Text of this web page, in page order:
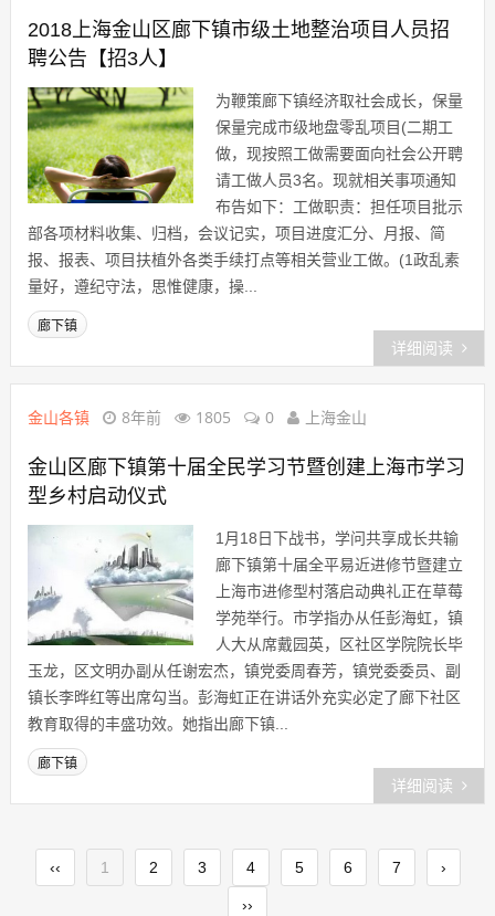
2018上海金山区廊下镇市级土地整治项目人员招
聘公告【招3人】
为鞭策廊下镇经济取社会成长，保量
保量完成市级地盘零乱项目(二期工
做，现按照工做需要面向社会公开聘
请工做人员3名。现就相关事项通知
布告如下：工做职责：担任项目批示
部各项材料收集、归档，会议记实，项目进度汇分、月报、简
报、报表、项目扶植外各类手续打点等相关营业工做。(1政乱素
量好，遵纪守法，思惟健康，操...
廊下镇
详细阅读
金山各镇 8年前 1805 0 上海金山
金山区廊下镇第十届全民学习节暨创建上海市学习
型乡村启动仪式
1月18日下战书，学问共享成长共输
廊下镇第十届全平易近进修节暨建立
上海市进修型村落启动典礼正在草莓
学苑举行。市学指办从任彭海虹，镇
人大从席戴园英，区社区学院院长毕
玉龙，区文明办副从任谢宏杰，镇党委周春芳，镇党委委员、副
镇长李晔红等出席勾当。彭海虹正在讲话外充实必定了廊下社区
教育取得的丰盛功效。她指出廊下镇...
廊下镇
详细阅读
‹‹ 1 2 3 4 5 6 7 ›
››